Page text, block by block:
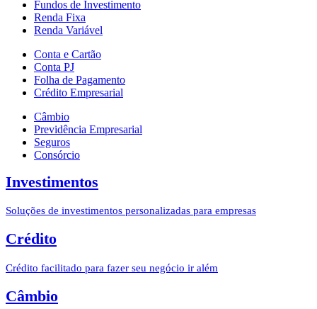
Fundos de Investimento
Renda Fixa
Renda Variável
Conta e Cartão
Conta PJ
Folha de Pagamento
Crédito Empresarial
Câmbio
Previdência Empresarial
Seguros
Consórcio
Investimentos
Soluções de investimentos personalizadas para empresas
Crédito
Crédito facilitado para fazer seu negócio ir além
Câmbio